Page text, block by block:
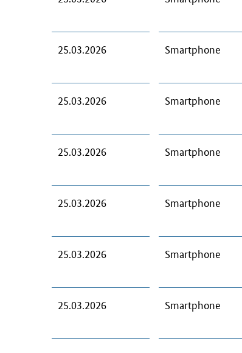
25.03.2026 Smartphone
25.03.2026 Smartphone
25.03.2026 Smartphone
25.03.2026 Smartphone
25.03.2026 Smartphone
25.03.2026 Smartphone